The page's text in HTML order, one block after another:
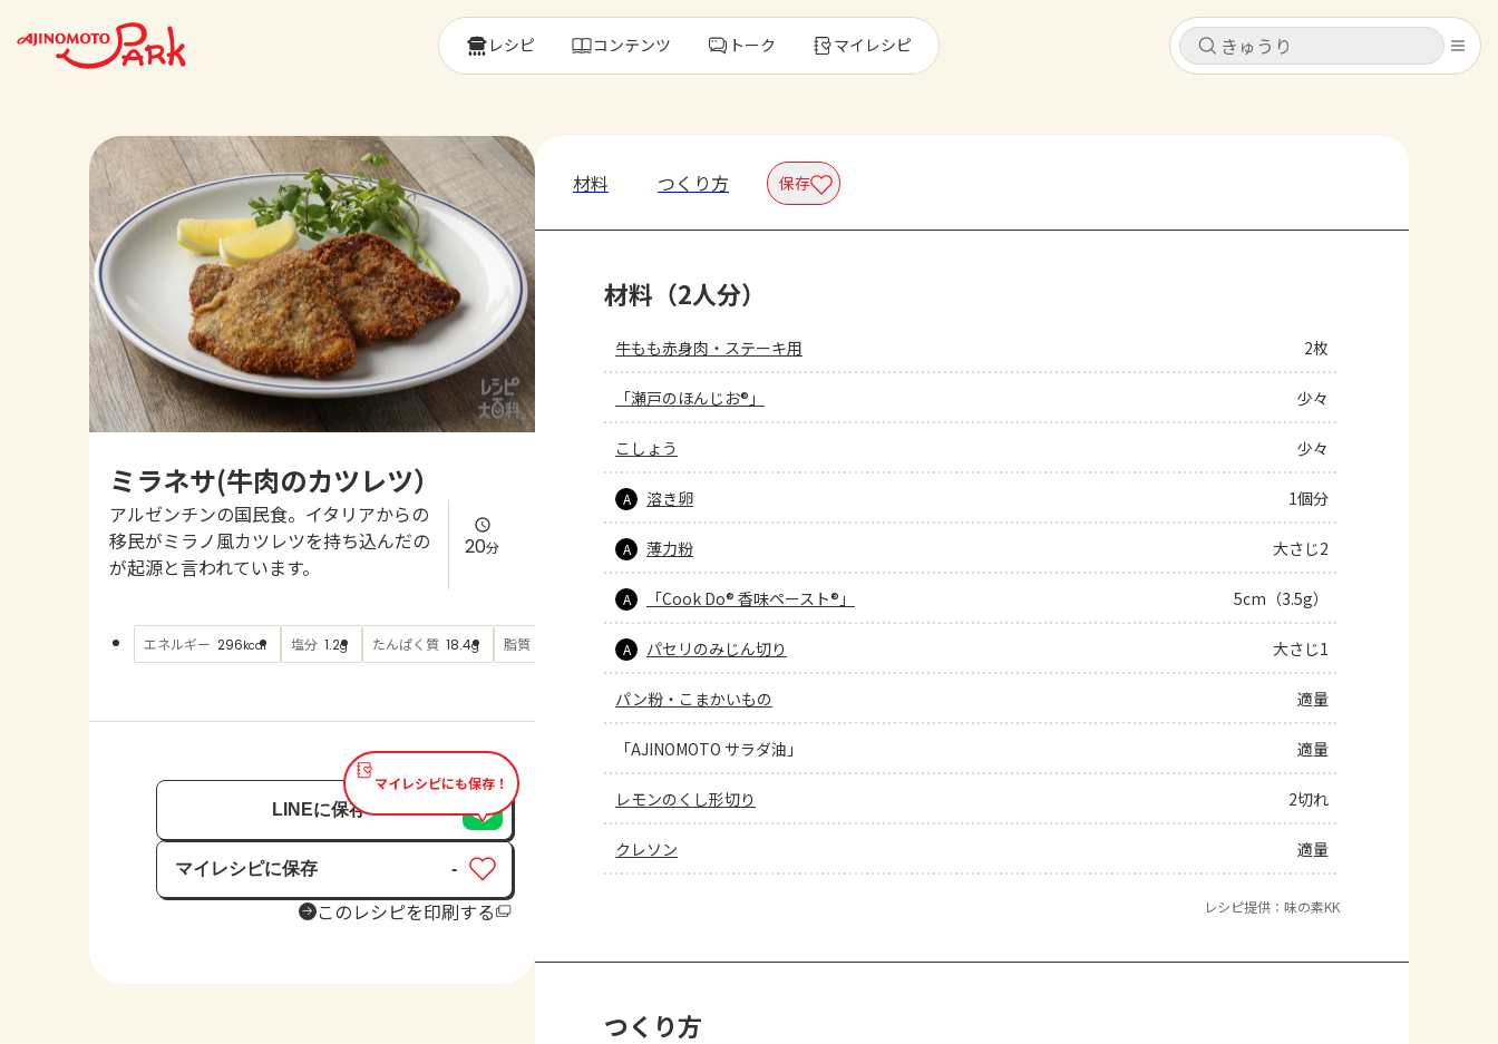
キャンセル
レシピ
トーク
よくあるお問い合わせ
お買い物
AJINOMOTO PARK とは
キャンセル
レシピ コンテンツ トーク マイレシピ
ミラネサ(牛肉のカツレツ）
アルゼンチンの国民食。イタリアからの
移民がミラノ風カツレツを持ち込んだの
が起源と言われています。
20分
エネルギー 296kcal 塩分 1.2g たんぱく質 18.4g 脂質 もっと見る
マイレシピにも保存！
LINEに保存
マイレシピに保存
保存済み
-
このレシピを印刷する
材料 つくり方 保存
材料（2人分）
牛もも赤身肉・ステーキ用 2枚
「瀬戸のほんじお®」 少々
こしょう 少々
A 溶き卵 1個分
A 薄力粉 大さじ2
A 「Cook Do® 香味ペースト®」 5cm（3.5g）
A パセリのみじん切り 大さじ1
パン粉・こまかいもの 適量
「AJINOMOTO サラダ油」 適量
レモンのくし形切り 2切れ
クレソン 適量
レシピ提供：味の素KK
つくり方